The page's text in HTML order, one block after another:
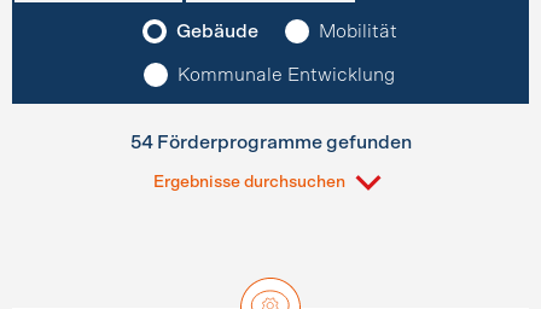
Gebäude Mobilität
Kommunale Entwicklung
54 Förderprogramme gefunden
Ergebnisse durchsuchen